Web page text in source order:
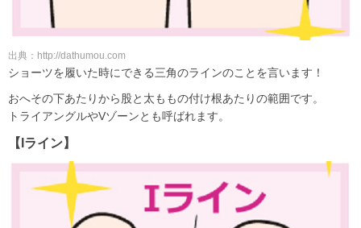
出典：http://dathumou.com
ショーツを履いた時にできる三角のラインのことを言います！
おへその下あたりから股と太ももの付け根あたりの範囲です。
トライアングルやVゾーンとも呼ばれます。
【Iライン】